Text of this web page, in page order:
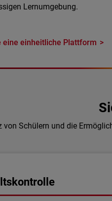
Lernumgebung.
eine einheitliche Plattform
von Schülern und die